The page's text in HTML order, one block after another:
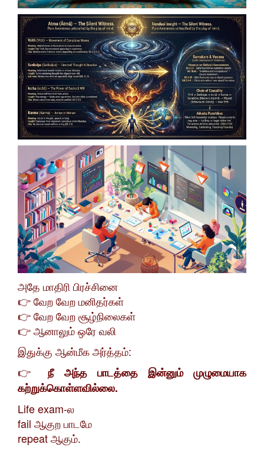
அதே மாதிரி பிரச்சினை
👉 வேற வேற மனிதர்கள்
👉 வேற வேற சூழ்நிலைகள்
👉 ஆனாலும் ஒரே வலி
இதுக்கு ஆன்மீக அர்த்தம்:
👉நீ அந்த பாடத்தை இன்னும் முழுமையாக
கற்றுக்கொள்ளவில்லை.
Life exam-ல
fail ஆகுற பாடமே
repeat ஆகும்.